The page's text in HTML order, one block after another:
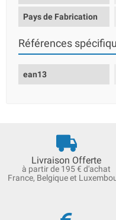
Pays de Fabrication
Références
ean13
Livraison Offerte
à partir de 195 € d'achat
France, Belgique et